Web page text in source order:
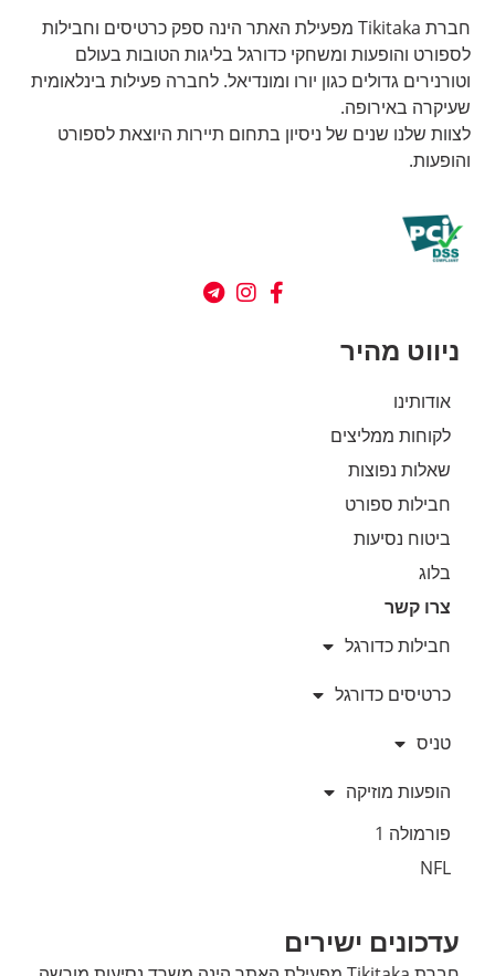
חברת Tikitaka מפעילת האתר הינה ספק כרטיסים וחבילות
לספורט והופעות ומשחקי כדורגל בליגות הטובות בעולם
וטורנירים גדולים כגון יורו ומונדיאל. לחברה פעילות בינלאומית
שעיקרה באירופה.
לצוות שלנו שנים של ניסיון בתחום תיירות היוצאת לספורט
והופעות.
ניווט מהיר
אודותינו
לקוחות ממליצים
שאלות נפוצות
חבילות ספורט
ביטוח נסיעות
בלוג
צרו קשר
חבילות כדורגל
כרטיסים כדורגל
טניס
הופעות מוזיקה
פורמולה 1
NFL
עדכונים ישירים